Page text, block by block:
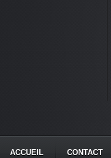
ACCUEIL CONTACT